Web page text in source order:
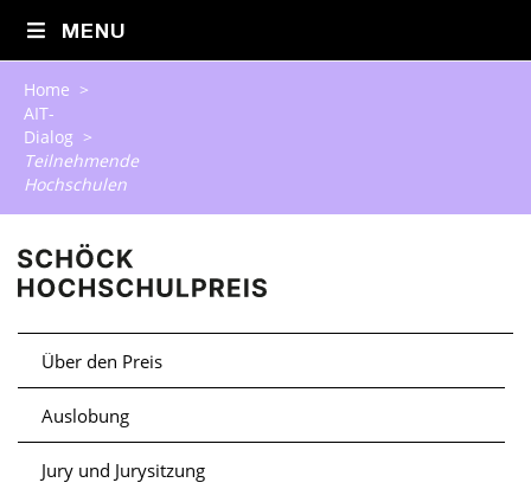
MENU
Home >
AIT-
Dialog >
Teilnehmende
Hochschulen
Über den Preis
Auslobung
Jury und Jurysitzung